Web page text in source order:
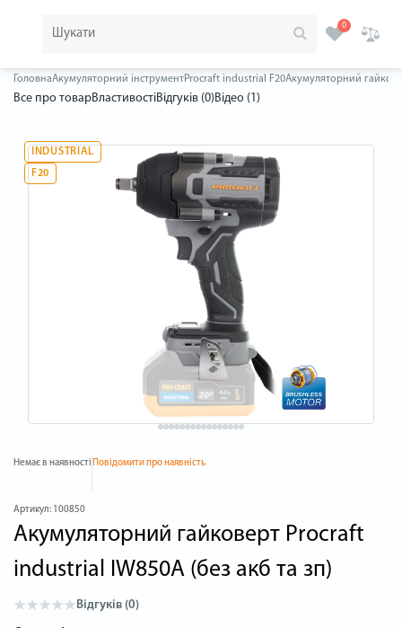
0
ГоловнаАкумуляторний інструментProcraft industrial F20Акумуляторний
Все про товарВластивостіВідгуків (0)Відео (1)
INDUSTRIAL
F20
Немає в наявності Повідомити про наявність
Артикул: 100850
Акумуляторний гайковерт Procraft
industrial IW850A (без акб та зп)
Відгуків (0)